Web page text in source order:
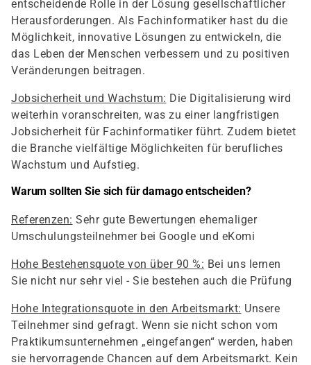
entscheidende Rolle in der Lösung gesellschaftlicher
Herausforderungen. Als Fachinformatiker hast du die
Möglichkeit, innovative Lösungen zu entwickeln, die
das Leben der Menschen verbessern und zu positiven
Veränderungen beitragen.
Jobsicherheit und Wachstum: Die Digitalisierung wird
weiterhin voranschreiten, was zu einer langfristigen
Jobsicherheit für Fachinformatiker führt. Zudem bietet
die Branche vielfältige Möglichkeiten für berufliches
Wachstum und Aufstieg.
Warum sollten Sie sich für damago entscheiden?
Referenzen: Sehr gute Bewertungen ehemaliger
Umschulungsteilnehmer bei Google und eKomi
Hohe Bestehensquote von über 90 %: Bei uns lernen
Sie nicht nur sehr viel - Sie bestehen auch die Prüfung
Hohe Integrationsquote in den Arbeitsmarkt: Unsere
Teilnehmer sind gefragt. Wenn sie nicht schon vom
Praktikumsunternehmen „eingefangen“ werden, haben
sie hervorragende Chancen auf dem Arbeitsmarkt. Kein